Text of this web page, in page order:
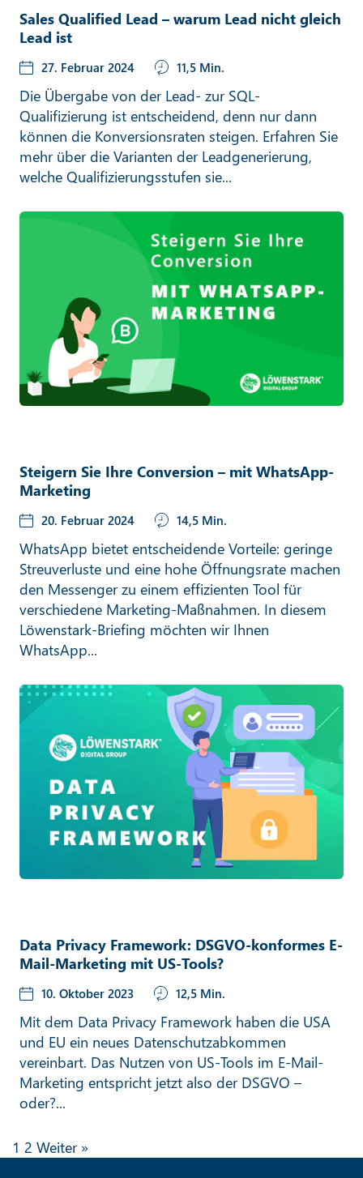
Sales Qualified Lead – warum Lead nicht gleich
Lead ist
27. Februar 2024 11,5 Min.
Die Übergabe von der Lead- zur SQL-
Qualifizierung ist entscheidend, denn nur dann
können die Konversionsraten steigen. Erfahren Sie
mehr über die Varianten der Leadgenerierung,
welche Qualifizierungsstufen sie...
Steigern Sie Ihre Conversion – mit WhatsApp-
Marketing
20. Februar 2024 14,5 Min.
WhatsApp bietet entscheidende Vorteile: geringe
Streuverluste und eine hohe Öffnungsrate machen
den Messenger zu einem effizienten Tool für
verschiedene Marketing-Maßnahmen. In diesem
Löwenstark-Briefing möchten wir Ihnen
WhatsApp...
Data Privacy Framework: DSGVO-konformes E-
Mail-Marketing mit US-Tools?
10. Oktober 2023 12,5 Min.
Mit dem Data Privacy Framework haben die USA
und EU ein neues Datenschutzabkommen
vereinbart. Das Nutzen von US-Tools im E-Mail-
Marketing entspricht jetzt also der DSGVO –
oder?...
1 2 Weiter »